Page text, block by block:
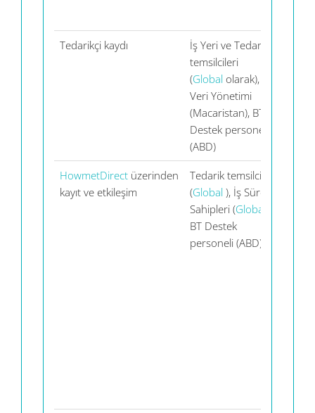
Tedarikçi kaydı
İş Yeri ve Tedarik
temsilcileri
(Global olarak), Ana
Veri Yönetimi
(Macaristan), BT
Destek personeli
(ABD)
HowmetDirect üzerinden
kayıt ve etkileşim
Tedarik temsilcileri
(Global ), İş Süreci
Sahipleri (Global
BT Destek
personeli (ABD)